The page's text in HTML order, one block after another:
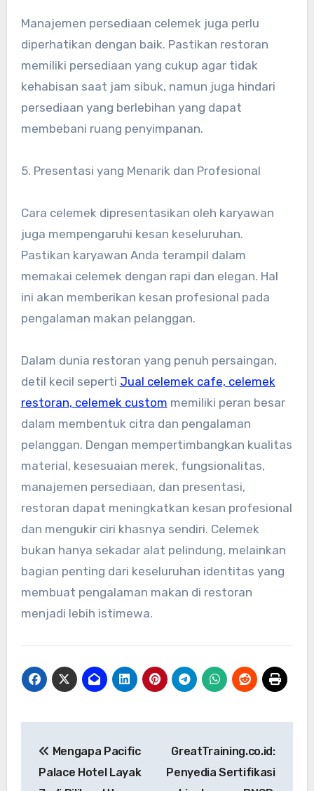
Manajemen persediaan celemek juga perlu
diperhatikan dengan baik. Pastikan restoran
memiliki persediaan yang cukup agar tidak
kehabisan saat jam sibuk, namun juga hindari
persediaan yang berlebihan yang dapat
membebani ruang penyimpanan.
5. Presentasi yang Menarik dan Profesional
Cara celemek dipresentasikan oleh karyawan
juga mempengaruhi kesan keseluruhan.
Pastikan karyawan Anda terampil dalam
memakai celemek dengan rapi dan elegan. Hal
ini akan memberikan kesan profesional pada
pengalaman makan pelanggan.
Dalam dunia restoran yang penuh persaingan,
detil kecil seperti Jual celemek cafe, celemek
restoran, celemek custom memiliki peran besar
dalam membentuk citra dan pengalaman
pelanggan. Dengan mempertimbangkan kualitas
material, kesesuaian merek, fungsionalitas,
manajemen persediaan, dan presentasi,
restoran dapat meningkatkan kesan profesional
dan mengukir ciri khasnya sendiri. Celemek
bukan hanya sekadar alat pelindung, melainkan
bagian penting dari keseluruhan identitas yang
membuat pengalaman makan di restoran
menjadi lebih istimewa.
navigation
Mengapa Pacific
Palace Hotel Layak
GreatTraining.co.id:
Penyedia Sertifikasi